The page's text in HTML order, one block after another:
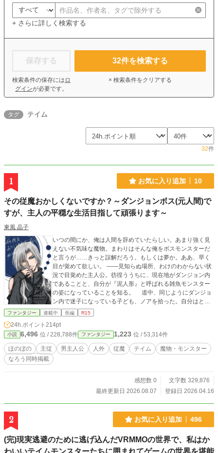
+ さらに詳しく検索する
保存する
検索条件の保存には ロ
グインが必要です。
32件を検索する
× 検索条件をクリアする
タグ テイム
32件
1 お気に入り追加 10
その従魔おかしくないですか？～ダンジョンボス(元人間)で
すが、主人の平穏な生活目指して頑張ります～
東風 晶子
いつの間にか、俺は人間を辞めていたらしい。あまり強く見
えない不気味な魔物。まわりはそんな俺をボスモンスターだ
と言うが……きっと誤解だろう。もしくは夢か。ああ、早く
目が覚めて欲しい。 ――見知らぬ場所、わけのわからない状
況で目覚めた主人公。彷徨ううちに、現在地がダンジョン内
であることと、自分が『泥人形』と呼ばれる雑魚モンスター
の姿になっていることを知る。 道中、同じようにダンジョ
ン内で迷子になっている子ども、ノアを拾った。自分はとも
かく、せめてノアだけでもダンジョンの外に出してやらねば
約を結んでいた。 従魔とは何なのか、ここがどこなのか、
元の自分の身体はどうなったのか。そういう大事なことはま
ったくわからないままに、従魔としての生活が半強制的にス
タート。 目下の目標は、ノアの置かれた過酷な状況(半分く
らいは主人公のせい)を改善することと、自分に何が起きてい
は気付かない。 自分がただの雑魚モンスターではなく、ボ
スモンスター、それも特異な進化を遂げた個体であること
ファンタジー 連載中 長編 R15
24h.ポイント 214pt
小説 6,496 位 / 228,788件 ファンタジー 1,223 位 / 53,314件
ほのぼの 主従 男主人公 人外 従魔 テイム
魔物・モンスター
なろう同時掲載
感想数 0
文字数 329,876
最終更新日 2026.08.07
登録日 2026.04.16
2 お気に入り追加 496
(完)現実逃避のために逃げ込んだVRMMOの世界で、私はか
わいいテイムモンスターたちに囲まれてゲームの世界を堪能